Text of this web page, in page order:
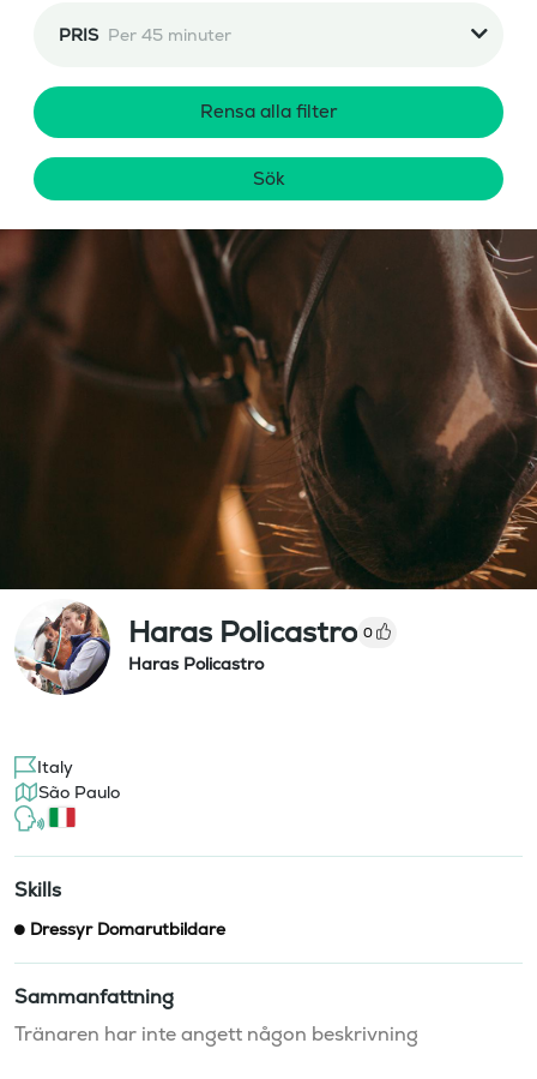
PRIS Per 45 minuter
Rensa alla filter
Sök
Haras Policastro 0
Haras Policastro
Italy
São Paulo
Skills
Dressyr Domarutbildare
Sammanfattning
Tränaren har inte angett någon beskrivning